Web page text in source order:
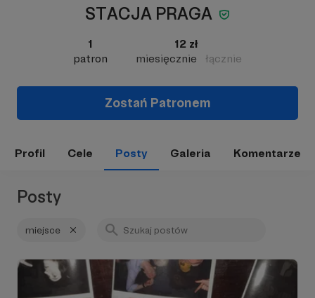
STACJA PRAGA
1
patron
12 zł
miesięcznie
łącznie
Zostań Patronem
Profil Cele Posty Galeria Komentarze
Posty
miejsce